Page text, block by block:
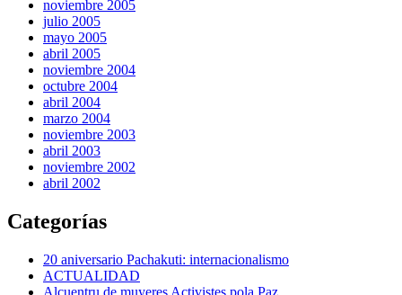
noviembre 2005
julio 2005
mayo 2005
abril 2005
noviembre 2004
octubre 2004
abril 2004
marzo 2004
noviembre 2003
abril 2003
noviembre 2002
abril 2002
Categorías
20 aniversario Pachakuti: internacionalismo
ACTUALIDAD
Alcuentru de muyeres Activistes pola Paz